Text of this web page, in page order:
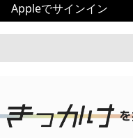
Appleでサインイン